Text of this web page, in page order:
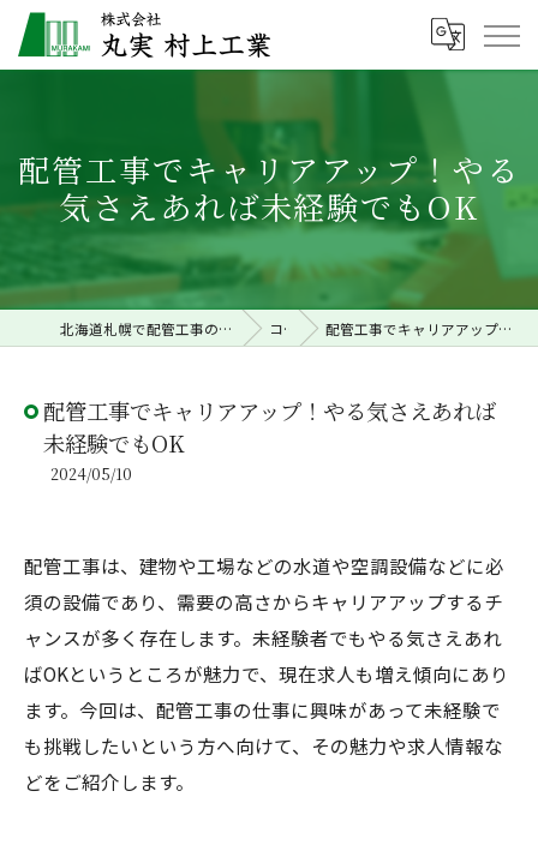
配管工事でキャリアアップ！やる
気さえあれば未経験でもOK
北海道札幌で配管工事の求人なら株式会社丸実村上工業 コラム 配管工事でキャリアアップ！やる気さえあれば未経験でもOK
配管工事でキャリアアップ！やる気さえあれば
未経験でもOK
2024/05/10
配管工事は、建物や工場などの水道や空調設備などに必
須の設備であり、需要の高さからキャリアアップするチ
ャンスが多く存在します。未経験者でもやる気さえあれ
ばOKというところが魅力で、現在求人も増え傾向にあり
ます。今回は、配管工事の仕事に興味があって未経験で
も挑戦したいという方へ向けて、その魅力や求人情報な
どをご紹介します。